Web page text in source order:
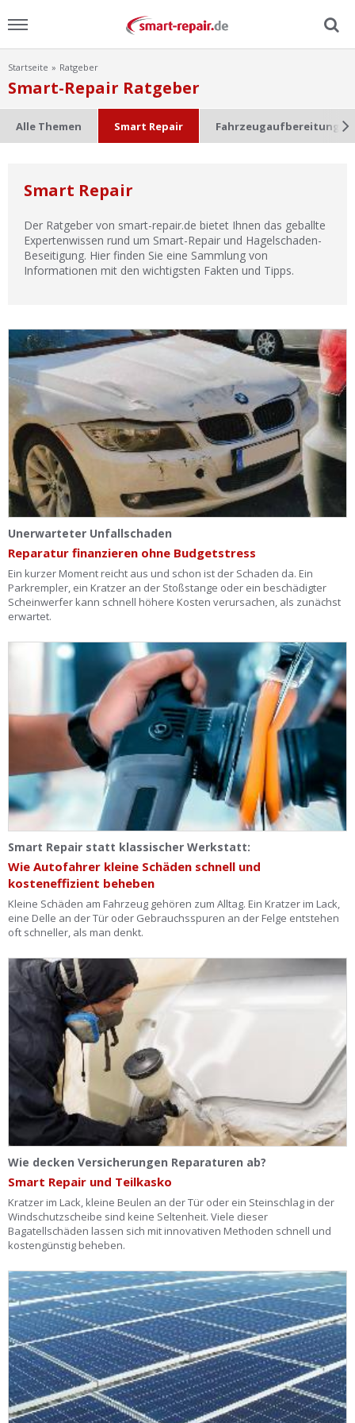
Home
Ratgeber
FAQ
Lexikon
Ist Ihre Werkstatt schon dabei?
Kostenlos eintragen
Werkstatt Login
Startseite Ratgeber
Smart-Repair Ratgeber
Alle Themen Smart Repair Fahrzeugaufbereitung
Smart Repair
Der Ratgeber von smart-repair.de bietet Ihnen das geballte
Expertenwissen rund um Smart-Repair und Hagelschaden-
Beseitigung. Hier finden Sie eine Sammlung von
Informationen mit den wichtigsten Fakten und Tipps.
Unerwarteter Unfallschaden
Reparatur finanzieren ohne Budgetstress
Ein kurzer Moment reicht aus und schon ist der Schaden da. Ein
Parkrempler, ein Kratzer an der Stoßstange oder ein beschädigter
Scheinwerfer kann schnell höhere Kosten verursachen, als zunächst
erwartet.
Smart Repair statt klassischer Werkstatt:
Wie Autofahrer kleine Schäden schnell und
kosteneffizient beheben
Kleine Schäden am Fahrzeug gehören zum Alltag. Ein Kratzer im Lack,
eine Delle an der Tür oder Gebrauchsspuren an der Felge entstehen
oft schneller, als man denkt.
Wie decken Versicherungen Reparaturen ab?
Smart Repair und Teilkasko
Kratzer im Lack, kleine Beulen an der Tür oder ein Steinschlag in der
Windschutzscheibe sind keine Seltenheit. Viele dieser
Bagatellschäden lassen sich mit innovativen Methoden schnell und
kostengünstig beheben.